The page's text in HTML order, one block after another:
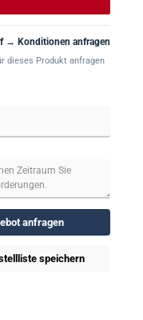
→ Konditionen anfragen
dieses Produkt anfragen
anfragen
speichern